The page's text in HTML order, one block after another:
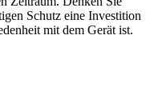
Schutz eine Investition
mit dem Gerät ist.